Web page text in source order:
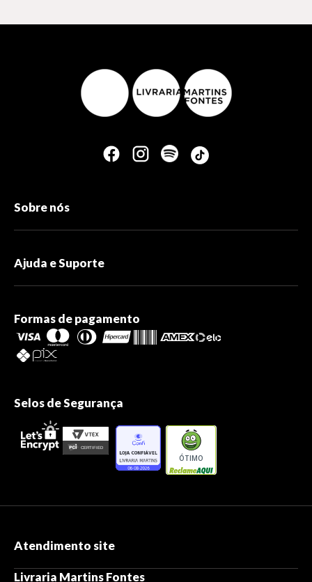
Sobre nós
Ajuda e Suporte
Formas de pagamento
Selos de Segurança
ÓTIMO
Atendimento site
Livraria Martins Fontes